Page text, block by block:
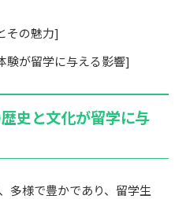
その魅力]
験が留学に与える影響]
史と文化が留学に与
多様で豊かであり、留学生